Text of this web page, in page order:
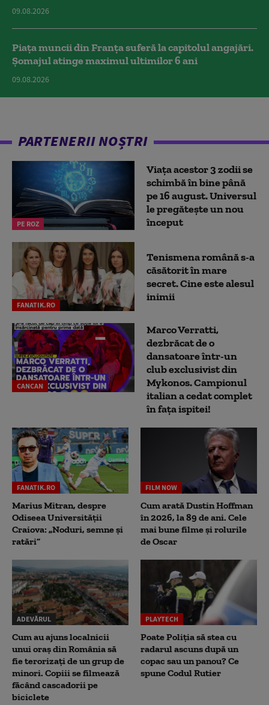
09.08.2026
Piața muncii din Franța suferă la capitolul angajări.
Șomajul atinge maximul ultimilor 6 ani
09.08.2026
PARTENERII NOȘTRI
PE ROZ
Viața acestor 3 zodii se
schimbă în bine până
pe 16 august. Universul
le pregătește un nou
început
FANATIK.RO
Tenismena română s-a
căsătorit în mare
secret. Cine este alesul
inimii
CANCAN
Marco Verratti,
dezbrăcat de o
dansatoare într-un
club exclusivist din
Mykonos. Campionul
italian a cedat complet
în fața ispitei!
FANATIK.RO
Marius Mitran, despre
Odiseea Universității
Craiova: „Noduri, semne și
ratări”
FILM NOW
Cum arată Dustin Hoffman
în 2026, la 89 de ani. Cele
mai bune filme și rolurile
de Oscar
ADEVĂRUL
Cum au ajuns localnicii
unui oraș din România să
fie terorizați de un grup de
minori. Copiii se filmează
făcând cascadorii pe
biciclete
PLAYTECH
Poate Poliția să stea cu
radarul ascuns după un
copac sau un panou? Ce
spune Codul Rutier